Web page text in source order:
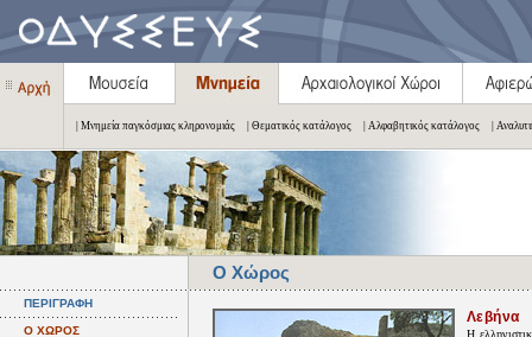
| Μνημεία παγκόσμιας κληρονομιάς | Θεματικός κατάλογος | Αλφαβητικός κατάλογος |
Ο Χώρος
ΠΕΡΙΓΡΑΦΗ
Ο ΧΩΡΟΣ
Λεβήνα
Η